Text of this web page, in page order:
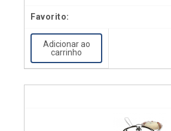
Adicionar ao
carrinho